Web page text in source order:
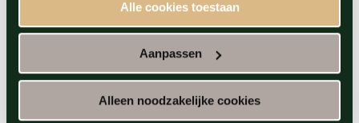
Alle cookies toestaan
Aanpassen
Alleen noodzakelijke cookies
Thermen Barendrecht houdt zich niet
aansprakelijk bij eventuele vermissing of
diefstal van door de gast meegebrachte
goederen of waardevolle voorwerpen en